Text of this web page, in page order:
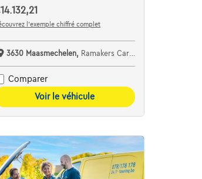
l’exemple chiffré complet
3630 Maasmechelen, Ramakers Car Center
Comparer
Voir le véhicule